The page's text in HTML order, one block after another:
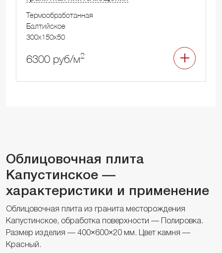
Термообработанная
Балтийское
300x150x50
6300 руб/м2
Облицовочная плита
Капустинское —
характеристики и применение
Облицовочная плита из гранита месторождения
Капустинское, обработка поверхности — Полировка.
Размер изделия — 400×600×20 мм. Цвет камня —
Красный.